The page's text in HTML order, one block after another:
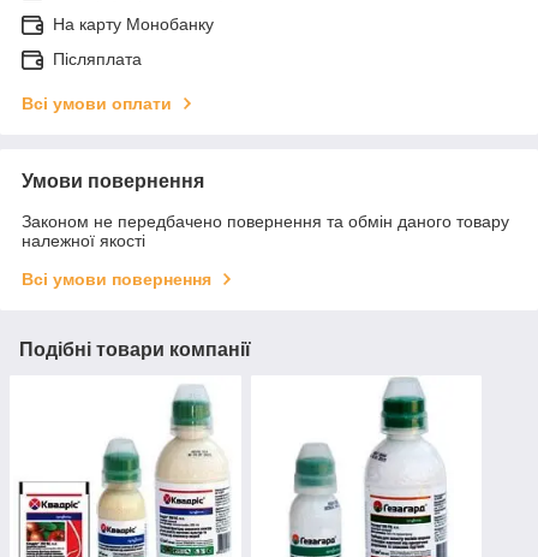
На карту Монобанку
Післяплата
Всі умови оплати
Умови повернення
Законом не передбачено повернення та обмін даного товару
належної якості
Всі умови повернення
Подібні товари компанії